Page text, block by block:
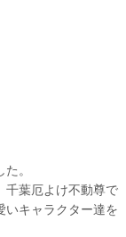
。
千葉厄よけ不動尊で
いキャラクター達を